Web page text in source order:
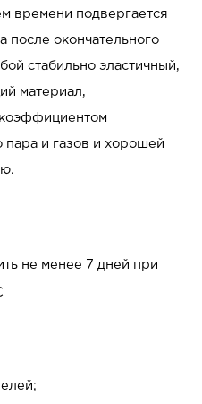
времени подвергается
после окончательного
стабильно эластичный,
материал,
пара и газов и хорошей
не менее 7 дней при